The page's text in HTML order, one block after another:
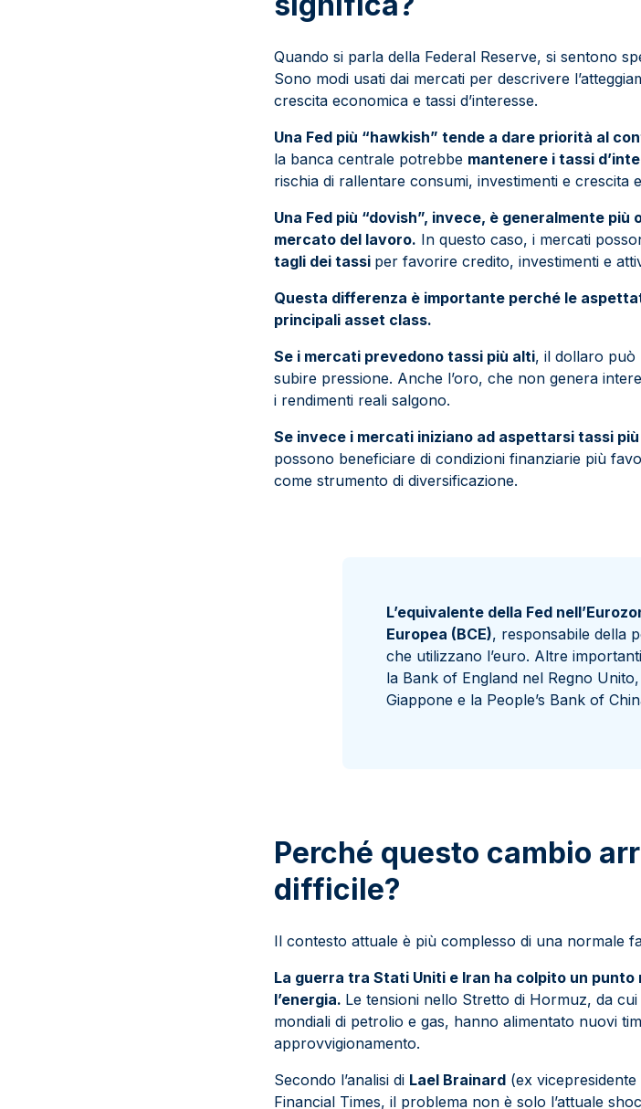
Quando si parla della Federal Reserve, si sentono
Sono modi usati dai mercati per descrivere
crescita economica e tassi d’interesse.
Una Fed più “hawkish” tende a dare priorità al
la banca centrale potrebbe mantenere i tassi
rischia di rallentare consumi, investimenti e crescita
Una Fed più “dovish”, invece, è generalmente
mercato del lavoro. In questo caso, i mercati
tagli dei tassi per favorire credito, investimenti e
Questa differenza è importante perché le
principali asset class.
Se i mercati prevedono tassi più alti, il dollaro può
subire pressione. Anche l’oro, che non genera
i rendimenti reali salgono.
Se invece i mercati iniziano ad aspettarsi tassi
possono beneficiare di condizioni finanziarie più
come strumento di diversificazione.
L’equivalente della Fed
Europea (BCE), responsabile della
che utilizzano l’euro. Altre
la Bank of England nel Regno
Giappone e la People’s Bank of
Perché questo cambio
difficile?
Il contesto attuale è più complesso di una normale
La guerra tra Stati Uniti e Iran ha colpito un punto
l’energia. Le tensioni nello Stretto di Hormuz, da
mondiali di petrolio e gas, hanno alimentato nuovi
approvvigionamento.
Secondo l’analisi di Lael Brainard (ex
Financial Times, il problema non è solo l’attuale